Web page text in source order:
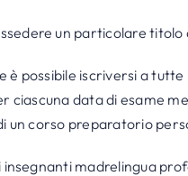
un particolare
è possibile iscriversi a
ciascuna data di esame
un corso preparatorio
insegnanti madrelingua